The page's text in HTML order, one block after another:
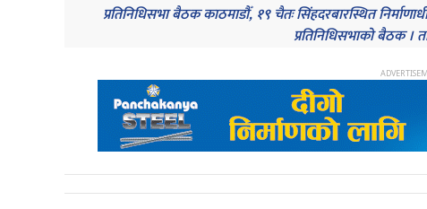
प्रतिनिधिसभा बैठक काठमाडौँ, १९ चैतः सिंहदरबारस्थित
प्रतिनिधिसभाको बैठक ।